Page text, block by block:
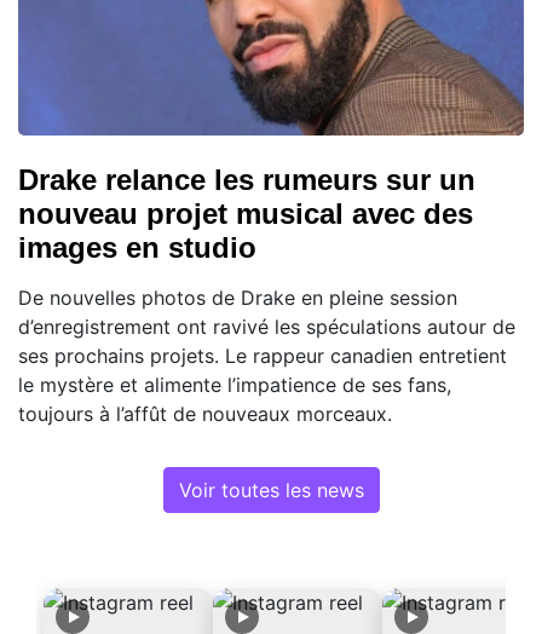
Drake relance les rumeurs sur un
nouveau projet musical avec des
images en studio
De nouvelles photos de Drake en pleine session
d’enregistrement ont ravivé les spéculations autour de
ses prochains projets. Le rappeur canadien entretient
le mystère et alimente l’impatience de ses fans,
toujours à l’affût de nouveaux morceaux.
Voir toutes les news